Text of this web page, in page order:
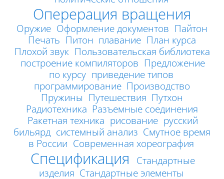
Оперерация вращения
Оружие Оформление документов Пайтон
Печать Питон плавание План курса
Плохой звук Пользовательская библиотека
построение компиляторов Предложение
по курсу приведение типов
программирование Производство
Пружины Путешествия Путхон
Радиотехника Разъемные соединения
Ракетная техника рисование русский
бильярд системный анализ Смутное время
в России Современная хореография
Спецификация
Стандартные
изделия Стандартные элементы